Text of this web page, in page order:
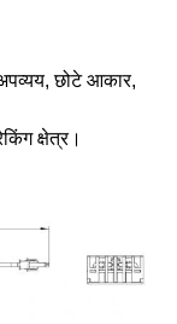
छोटे आकार,
क्षेत्र।